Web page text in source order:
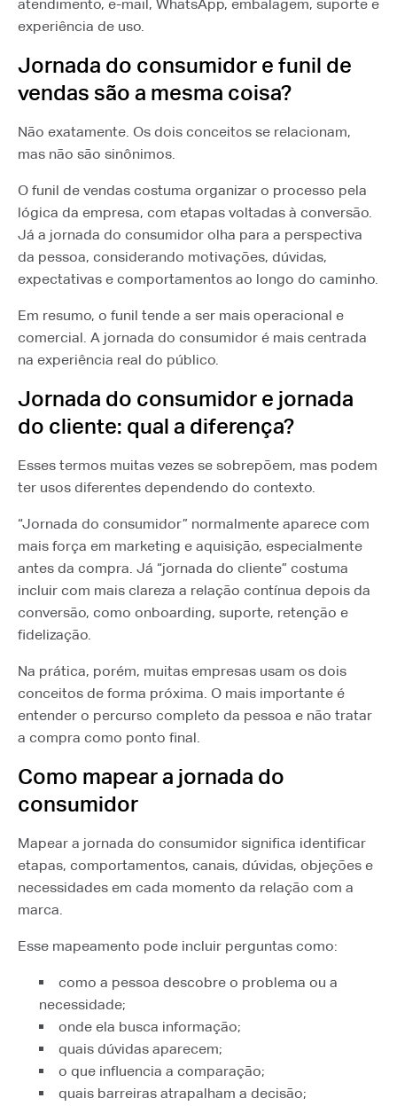
atendimento, e-mail, WhatsApp, embalagem, suporte e
experiência de uso.
Jornada do consumidor e funil de
vendas são a mesma coisa?
Não exatamente. Os dois conceitos se relacionam,
mas não são sinônimos.
O funil de vendas costuma organizar o processo pela
lógica da empresa, com etapas voltadas à conversão.
Já a jornada do consumidor olha para a perspectiva
da pessoa, considerando motivações, dúvidas,
expectativas e comportamentos ao longo do caminho.
Em resumo, o funil tende a ser mais operacional e
comercial. A jornada do consumidor é mais centrada
na experiência real do público.
Jornada do consumidor e jornada
do cliente: qual a diferença?
Esses termos muitas vezes se sobrepõem, mas podem
ter usos diferentes dependendo do contexto.
“Jornada do consumidor” normalmente aparece com
mais força em marketing e aquisição, especialmente
antes da compra. Já “jornada do cliente” costuma
incluir com mais clareza a relação contínua depois da
conversão, como onboarding, suporte, retenção e
fidelização.
Na prática, porém, muitas empresas usam os dois
conceitos de forma próxima. O mais importante é
entender o percurso completo da pessoa e não tratar
a compra como ponto final.
Como mapear a jornada do
consumidor
Mapear a jornada do consumidor significa identificar
etapas, comportamentos, canais, dúvidas, objeções e
necessidades em cada momento da relação com a
marca.
Esse mapeamento pode incluir perguntas como:
como a pessoa descobre o problema ou a
necessidade;
onde ela busca informação;
quais dúvidas aparecem;
o que influencia a comparação;
quais barreiras atrapalham a decisão;